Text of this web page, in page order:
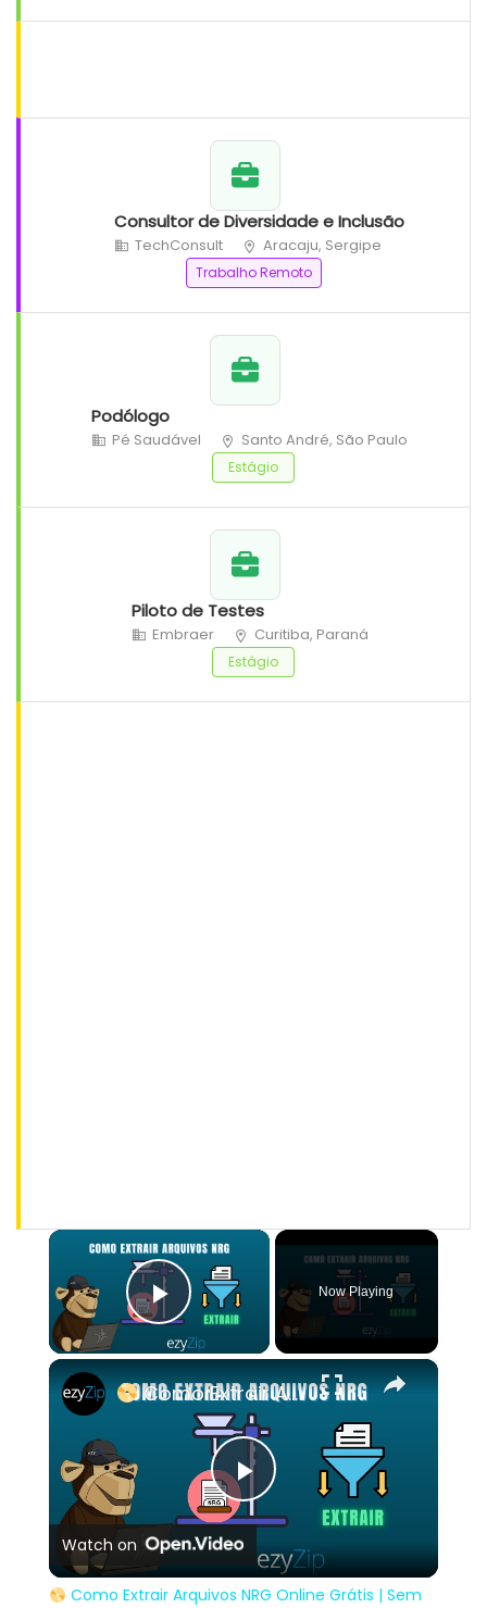
Consultor de Diversidade e Inclusão
TechConsult Aracaju, Sergipe
Trabalho Remoto
Podólogo
Pé Saudável Santo André, São Paulo
Estágio
Piloto de Testes
Embraer Curitiba, Paraná
Estágio
×
Play Video
Now Playing
×
Play
Video
Como Extrair Arquivos NRG Online Grátis | Sem Instalar Software
Watch on
Como Extrair Arquivos NRG Online Grátis | Sem